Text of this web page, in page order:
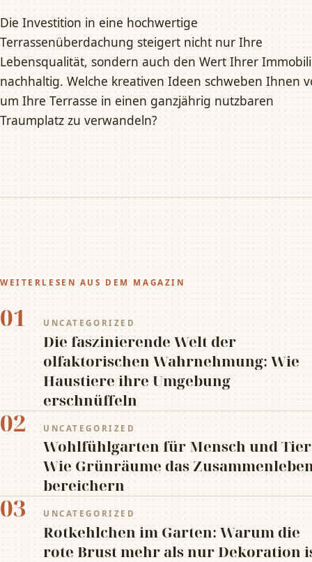
Die Investition in eine hochwertige
Terrassenüberdachung steigert nicht nur Ihre
Lebensqualität, sondern auch den Wert Ihrer
nachhaltig. Welche kreativen Ideen schweben Ihnen
um Ihre Terrasse in einen ganzjährig nutzbaren
Traumplatz zu verwandeln?
WEITERLESEN AUS DEM MAGAZIN
01 UNCATEGORIZED
Die faszinierende Welt der
olfaktorischen Wahrnehmung: Wie
Haustiere ihre Umgebung
erschnüffeln
02 UNCATEGORIZED
Wohlfühlgarten für Mensch und
Wie Grünräume das
bereichern
03 UNCATEGORIZED
Rotkehlchen im Garten: Warum die
rote Brust mehr als nur Dekoration